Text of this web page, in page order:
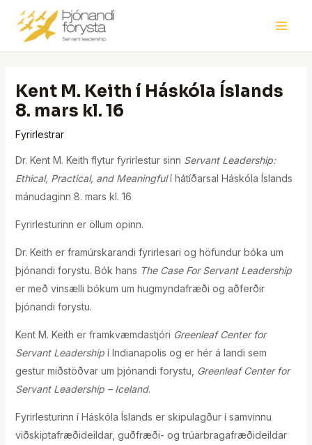
content
Kent M. Keith í Háskóla Íslands
8. mars kl. 16
Fyrirlestrar
Dr. Kent M. Keith flytur fyrirlestur sinn Servant Leadership:
Ethical, Practical, and Meaningfulí hátíðarsal Háskóla Íslands
mánudaginn 8. mars kl. 16
Fyrirlesturinn er öllum opinn.
Dr. Keith er framúrskarandi fyrirlesari og höfundur bóka um
þjónandi forystu. Bók hans The Case For Servant Leadership
er með vinsælli bókum um hugmyndafræði og aðferðir
þjónandi forystu.
Kent M. Keith er framkvæmdastjóri Greenleaf Center for
Servant Leadershipí Indianapolis og er hér á landi sem
gestur miðstöðvar um þjónandi forystu,
Greenleaf Center for
Servant Leadership – Iceland.
Fyrirlesturinn í Háskóla Íslands er skipulagður í samvinnu
viðskiptafræðideildar, guðfræði- og trúarbragafræðideildar
Post
navigation